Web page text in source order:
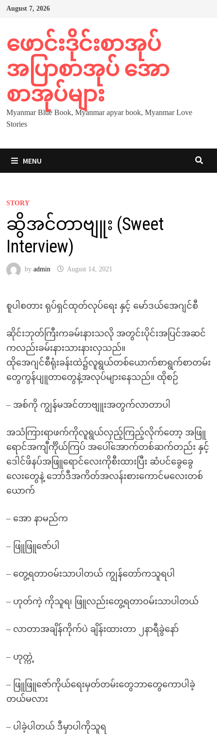
Skip
August 7, 2026
ဖောင်းဒိုင်းစာအုပ်
အပြာစာအုပ် အော
စာအုပ်များ
Myanmar Blue Book, Myanmar apyar book, Myanmar Love
Stories
MENU
STORY
ဆွိအင်တာဗျူး (Sweet
Interview)
by admin August 14, 2021
စူပါစတား ရုပ်ရှင်ထုတ်လုပ်ရေး နှင့် မော်ဒယ်အေဂျင်စီ
ဆိုင်းဘုတ်ကြီးကခမ်းနားသလို အတွင်းပိုင်းအပြင်အဆင်
ကလည်းခမ်းနားသားနားလှသည်။
ထိုအေဂျင်စီရုံးခန်းထဲ၌လူရွယ်တစ်ယောက်စာရွက်စာတမ်း
တွေကွန်ပျူတာတွေနဲ့အလုပ်များနေသည်။ ထိုစဉ်
– အစ်ကို ကျွန်မအင်တာဗျူးအတွက်လာတာပါ
အသံကြားရာဖက်ကိုလူရွယ်လှည့်ကြည့်လိုက်တော့ အဖြူ
ရောင်အကျီင်္ကိုယ်ကြပ် အပေါ်အောက်တစ်ဆက်တည်း နှင့်
ဒေါင်ဖိနပ်အဖြူရောင်လေးကိုစီးထားပြီး ဆံပင်ခွေခွေ
လေးတွေနဲ့ ဘော်ဒီအကိတ်အလန်းစားကောင်မလေးတစ်
ယောက်
– အော နာမည်က
– ဖြူဖြူဇော်ပါ
– တွေ့ရတာဝမ်းသာပါတယ် ကျွန်တော်ကသူရပါ
– ဟုတ်ကဲ့ ကိုသူရ၊ ဖြူလည်းတွေ့ရတာဝမ်းသာပါတယ်
– လာတာအချိန်ကိုက်ပဲ ချိန်းထားတာ ၂နာရီခွဲနော်
– ဟုတ္ကဲ့
– ဖြူဖြူဇော်ကိုယ်ရေးမှတ်တမ်းတွေဘာတွေကောပါခဲ့
တယ်မလား
– ပါခဲ့ပါတယ် ဒီမှာပါကိုသူရ